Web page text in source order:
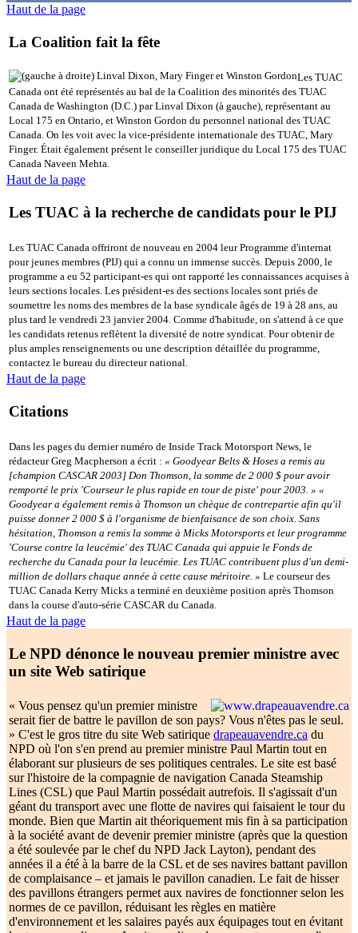
Haut de la page
La Coalition fait la fête
Les TUAC
Canada ont été représentés au bal de la Coalition des minorités des TUAC
Canada de Washington (D.C.) par Linval Dixon (à gauche), représentant au
Local 175 en Ontario, et Winston Gordon du personnel national des TUAC
Canada. On les voit avec la vice-présidente internationale des TUAC, Mary
Finger. Était également présent le conseiller juridique du Local 175 des TUAC
Canada Naveen Mehta.
Haut de la page
Les TUAC à la recherche de candidats pour le PIJ
Les TUAC Canada offriront de nouveau en 2004 leur Programme d'internat
pour jeunes membres (PIJ) qui a connu un immense succès. Depuis 2000, le
programme a eu 52 participant-es qui ont rapporté les connaissances acquises à
leurs sections locales. Les président-es des sections locales sont priés de
soumettre les noms des membres de la base syndicale âgés de 19 à 28 ans, au
plus tard le vendredi 23 janvier 2004. Comme d'habitude, on s'attend à ce que
les candidats retenus reflètent la diversité de notre syndicat. Pour obtenir de
plus amples renseignements ou une description détaillée du programme,
contactez le bureau du directeur national.
Haut de la page
Citations
Dans les pages du dernier numéro de Inside Track Motorsport News, le
rédacteur Greg Macpherson a écrit : « Goodyear Belts & Hoses a remis au
[champion CASCAR 2003] Don Thomson, la somme de 2 000 $ pour avoir
remporté le prix 'Courseur le plus rapide en tour de piste' pour 2003. » «
Goodyear a également remis à Thomson un chèque de contrepartie afin qu'il
puisse donner 2 000 $ à l'organisme de bienfaisance de son choix. Sans
hésitation, Thomson a remis la somme à Micks Motorsports et leur programme
'Course contre la leucémie' des TUAC Canada qui appuie le Fonds de
recherche du Canada pour la leucémie. Les TUAC contribuent plus d'un demi-
million de dollars chaque année à cette cause méritoire. » Le courseur des
TUAC Canada Kerry Micks a terminé en deuxième position après Thomson
dans la course d'auto-série CASCAR du Canada.
Haut de la page
Le NPD dénonce le nouveau premier ministre avec
un site Web satirique
« Vous pensez qu'un premier ministre
serait fier de battre le pavillon de son pays? Vous n'êtes pas le seul.
» C'est le gros titre du site Web satirique drapeauavendre.ca du
NPD où l'on s'en prend au premier ministre Paul Martin tout en
élaborant sur plusieurs de ses politiques centrales. Le site est basé
sur l'histoire de la compagnie de navigation Canada Steamship
Lines (CSL) que Paul Martin possédait autrefois. Il s'agissait d'un
géant du transport avec une flotte de navires qui faisaient le tour du
monde. Bien que Martin ait théoriquement mis fin à sa participation
à la société avant de devenir premier ministre (après que la question
a été soulevée par le chef du NPD Jack Layton), pendant des
années il a été à la barre de la CSL et de ses navires battant pavillon
de complaisance – et jamais le pavillon canadien. Le fait de hisser
des pavillons étrangers permet aux navires de fonctionner selon les
normes de ce pavillon, réduisant les règles en matière
d'environnement et les salaires payés aux équipages tout en évitant